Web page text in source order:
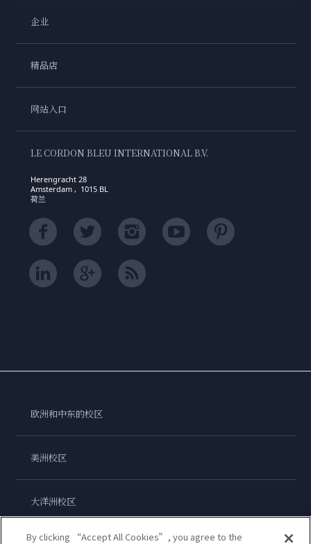
企业
精品店
网站入口
LE CORDON BLEU INTERNATIONAL B.V.
Herengracht 28
Amsterdam , 1015 BL
荷兰
欧洲和中东的校区
美洲校区
大洋洲校区
By clicking “Accept All Cookies”, you agree to the